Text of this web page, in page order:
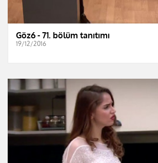
Göz6 - 71. bölüm tanıtımı
19/12/2016